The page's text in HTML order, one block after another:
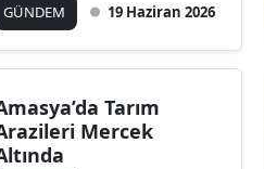
GÜNDEM 19 Haziran 2026
Tarım
Mercek